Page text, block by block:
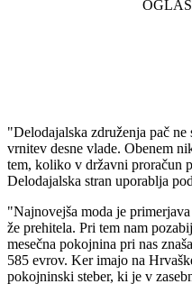
"Delodajalska združenja pač
vrnitev desne vlade. Obenem
tem, koliko v državni proračun
Delodajalska stran uporablja
"Najnovejša moda je
že prehitela. Pri tem nam
mesečna pokojnina pri nas
585 evrov. Ker imajo na
pokojninski steber, ki je v